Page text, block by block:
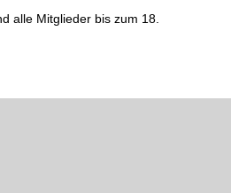
alle Mitglieder bis zum 18.